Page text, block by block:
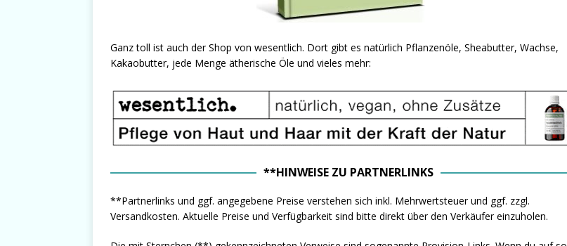
Ganz toll ist auch der Shop von wesentlich. Dort gibt es natürlich Pflanzenöle, Sheabutter, Wachse,
Kakaobutter, jede Menge ätherische Öle und vieles mehr:
**HINWEISE ZU PARTNERLINKS
**Partnerlinks und ggf. angegebene Preise verstehen sich inkl. Mehrwertsteuer und ggf. zzgl.
Versandkosten. Aktuelle Preise und Verfügbarkeit sind bitte direkt über den Verkäufer einzuholen.